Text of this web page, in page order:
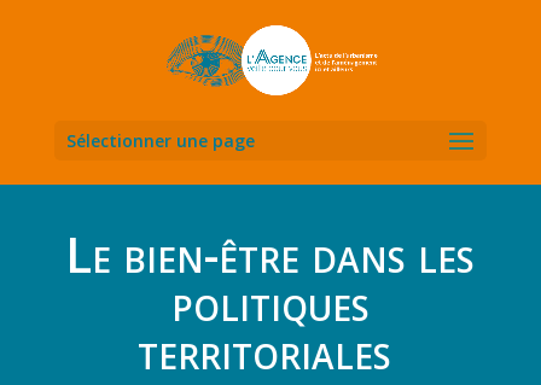
Sélectionner une page
Le bien-être dans les
politiques
territoriales